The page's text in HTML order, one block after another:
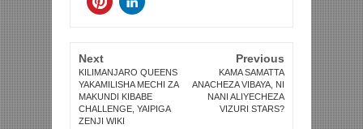
Next
KILIMANJARO QUEENS
YAKAMILISHA MECHI ZA
MAKUNDI KIBABE
CHALLENGE, YAIPIGA
ZENJI WIKI
Previous
KAMA SAMATTA
ANACHEZA VIBAYA, NI
NANI ALIYECHEZA
VIZURI STARS?